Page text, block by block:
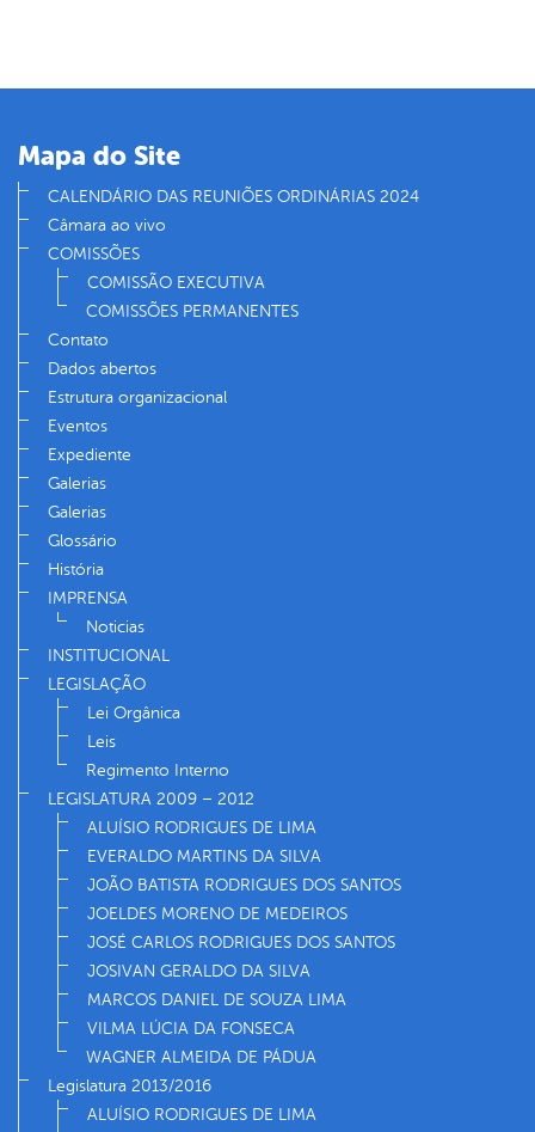
Mapa do Site
CALENDÁRIO DAS REUNIÕES ORDINÁRIAS 2024
Câmara ao vivo
COMISSÕES
COMISSÃO EXECUTIVA
COMISSÕES PERMANENTES
Contato
Dados abertos
Estrutura organizacional
Eventos
Expediente
Galerias
Galerias
Glossário
História
IMPRENSA
Noticias
INSTITUCIONAL
LEGISLAÇÃO
Lei Orgânica
Leis
Regimento Interno
LEGISLATURA 2009 – 2012
ALUÍSIO RODRIGUES DE LIMA
EVERALDO MARTINS DA SILVA
JOÃO BATISTA RODRIGUES DOS SANTOS
JOELDES MORENO DE MEDEIROS
JOSÉ CARLOS RODRIGUES DOS SANTOS
JOSIVAN GERALDO DA SILVA
MARCOS DANIEL DE SOUZA LIMA
VILMA LÚCIA DA FONSECA
WAGNER ALMEIDA DE PÁDUA
Legislatura 2013/2016
ALUÍSIO RODRIGUES DE LIMA